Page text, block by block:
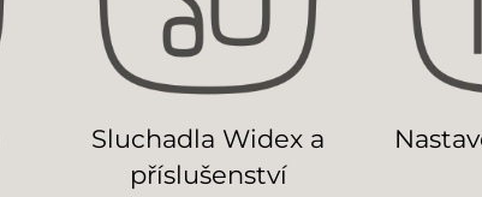
Sluchadla Widex a
příslušenství